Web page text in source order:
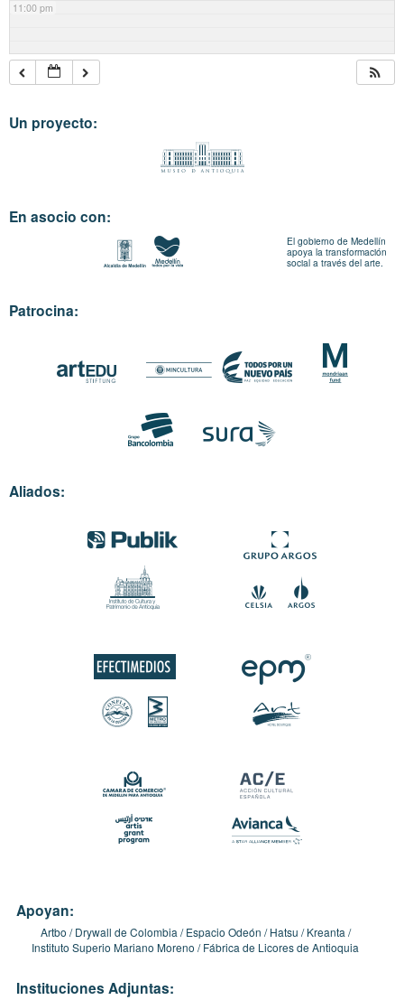
11:00 pm
Un proyecto:
En asocio con:
El gobierno de Medellín
apoya la transformación
social a través del arte.
Patrocina:
Aliados:
Apoyan:
Artbo Drywall de Colombia Espacio Odeón Hatsu
Kreanta
Instituto Superio Mariano Moreno
Fábrica de Licores de Antioquia
Instituciones Adjuntas: